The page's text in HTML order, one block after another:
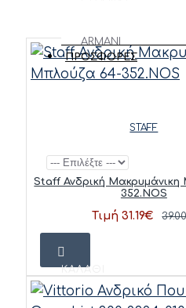
ΠΑΠΟΥΤΣΙΑ
ARMANI
EXCHANGE
MODA
TIFFOSI
FRANSA
ΠΡΟΣΦΟΡΕΣ
STAFF
Staff Ανδρική
352.NOS
Τιμή 31.19€
ΚΑΛΆΘΙ